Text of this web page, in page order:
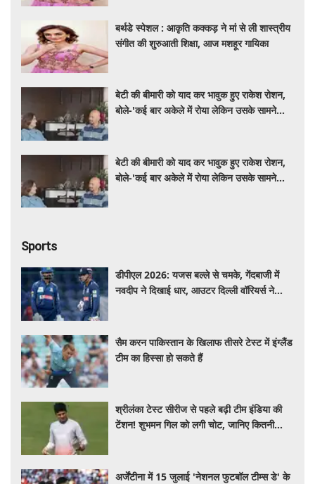
बर्थडे स्पेशल : आकृति कक्कड़ ने मां से ली शास्त्रीय
संगीत की शुरुआती शिक्षा, आज मशहूर गायिका
बेटी की बीमारी को याद कर भावुक हुए राकेश रोशन,
बोले-'कई बार अकेले में रोया लेकिन उसके सामने
बेटी की बीमारी को याद कर भावुक हुए राकेश रोशन,
बोले-'कई बार अकेले में रोया लेकिन उसके सामने
Sports
डीपीएल 2026: यजस बल्ले से चमके, गेंदबाजी में
नवदीप ने दिखाई धार, आउटर दिल्ली वॉरियर्स ने
सैम करन पाकिस्तान के खिलाफ तीसरे टेस्ट में इंग्लैंड
टीम का हिस्सा हो सकते हैं
श्रीलंका टेस्ट सीरीज से पहले बढ़ी टीम इंडिया की
टेंशन! शुभमन गिल को लगी चोट, जानिए कितनी
अर्जेंटीना में 15 जुलाई 'नेशनल फुटबॉल टीम्स डे' के